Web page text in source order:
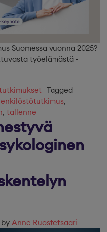
Suomessa vuonna 2025?
työelämästä -
Tagged
,
, tallenne
by Anne Ruostetsaari